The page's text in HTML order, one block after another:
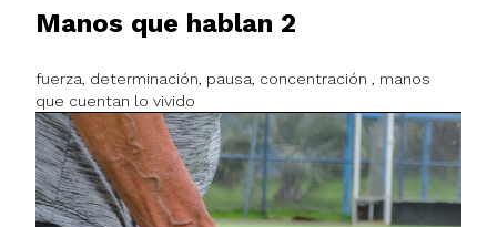
Manos que hablan 2
fuerza, determinación, pausa, concentración , manos
que cuentan lo vivido